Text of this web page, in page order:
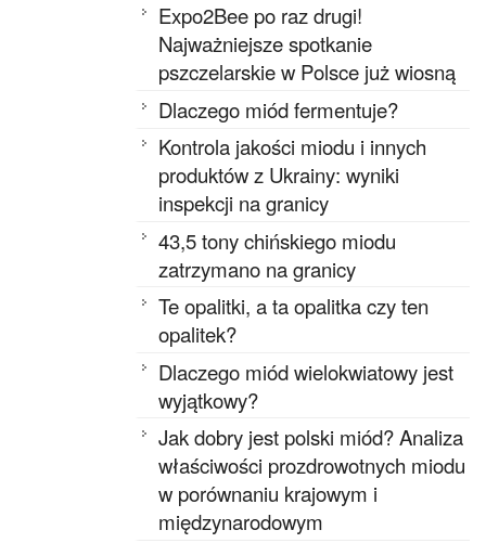
Expo2Bee po raz drugi!
Najważniejsze spotkanie
pszczelarskie w Polsce już wiosną
Dlaczego miód fermentuje?
Kontrola jakości miodu i innych
produktów z Ukrainy: wyniki
inspekcji na granicy
43,5 tony chińskiego miodu
zatrzymano na granicy
Te opalitki, a ta opalitka czy ten
opalitek?
Dlaczego miód wielokwiatowy jest
wyjątkowy?
Jak dobry jest polski miód? Analiza
właściwości prozdrowotnych miodu
w porównaniu krajowym i
międzynarodowym